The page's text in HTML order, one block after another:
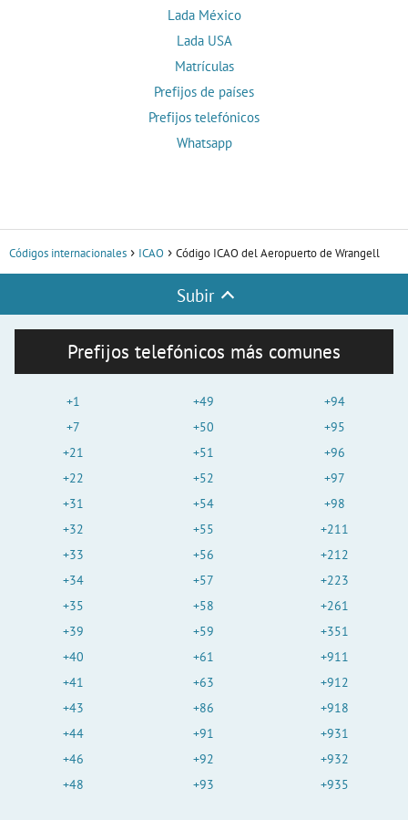
Lada México
Lada USA
Matrículas
Prefijos de países
Prefijos telefónicos
Whatsapp
Códigos internacionales ICAO Código ICAO del Aeropuerto de Wrangell
Subir
Prefijos telefónicos más comunes
+1
+7
+21
+22
+31
+32
+33
+34
+35
+39
+40
+41
+43
+44
+46
+48
+49
+50
+51
+52
+54
+55
+56
+57
+58
+59
+61
+63
+86
+91
+92
+93
+94
+95
+96
+97
+98
+211
+212
+223
+261
+351
+911
+912
+918
+931
+932
+935